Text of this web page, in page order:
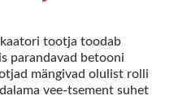
tootja toodab
parandavad betooni
mängivad olulist rolli
vee-tsement suhet